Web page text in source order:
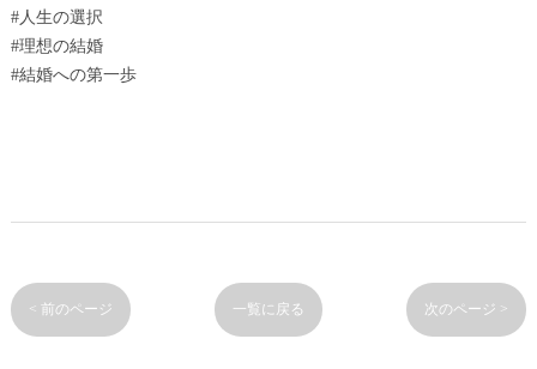
#人生の選択
#理想の結婚
#結婚への第一歩
< 前のページ 一覧に戻る 次のページ >